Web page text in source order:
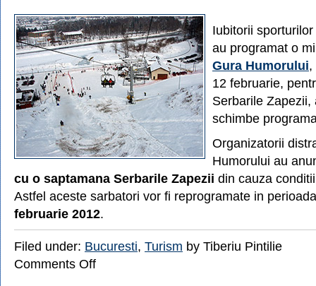
Borsec
Iubitorii
au programat o
Gura Humorului,
12 februarie,
Serbarile Zapezii,
schimbe
Organizatorii
Humorului au
cu o saptamana Serbarile Zapezii din cauza
Astfel aceste sarbatori vor fi reprogramate in
februarie 2012.
Filed under: Bucuresti, Turism by Tiberiu Pintilie
Comments Offon